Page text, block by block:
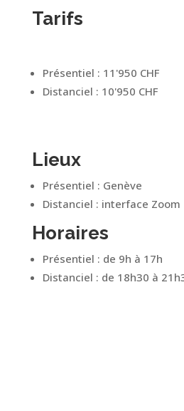
Tarifs
Présentiel : 11'950 CHF
Distanciel : 10'950 CHF
Lieux
Présentiel : Genève
Distanciel : interface Zoom
Horaires
Présentiel : de 9h à 17h
Distanciel : de 18h30 à